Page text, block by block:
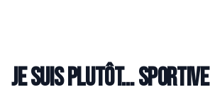
Je suis plutôt… sportive